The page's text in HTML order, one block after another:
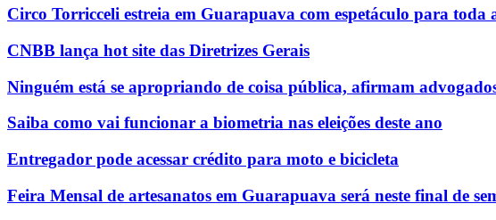
Circo Torricceli estreia em Guarapuava com espetáculo para toda
CNBB lança hot site das Diretrizes Gerais
Ninguém está se apropriando de coisa pública, afirmam
Saiba como vai funcionar a biometria nas eleições deste ano
Entregador pode acessar crédito para moto e bicicleta
Feira Mensal de artesanatos em Guarapuava será neste final de